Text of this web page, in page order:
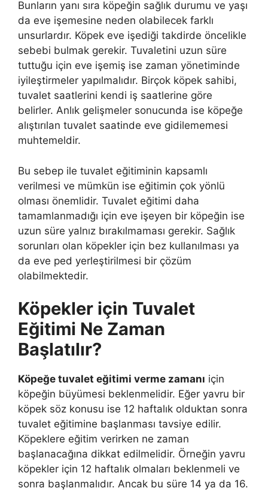
Bunların yanı sıra köpeğin sağlık durumu ve yaşı
da eve işemesine neden olabilecek farklı
unsurlardır. Köpek eve işediği takdirde öncelikle
sebebi bulmak gerekir. Tuvaletini uzun süre
tuttuğu için eve işemiş ise zaman yönetiminde
iyileştirmeler yapılmalıdır. Birçok köpek sahibi,
tuvalet saatlerini kendi iş saatlerine göre
belirler. Anlık gelişmeler sonucunda ise köpeğe
alıştırılan tuvalet saatinde eve gidilememesi
muhtemeldir.
Bu sebep ile tuvalet eğitiminin kapsamlı
verilmesi ve mümkün ise eğitimin çok yönlü
olması önemlidir. Tuvalet eğitimi daha
tamamlanmadığı için eve işeyen bir köpeğin ise
uzun süre yalnız bırakılmaması gerekir. Sağlık
sorunları olan köpekler için bez kullanılması ya
da eve ped yerleştirilmesi bir çözüm
olabilmektedir.
Köpekler için Tuvalet
Eğitimi Ne Zaman
Başlatılır?
Köpeğe tuvalet eğitimi verme zamanı için
köpeğin büyümesi beklenmelidir. Eğer yavru bir
köpek söz konusu ise 12 haftalık olduktan sonra
tuvalet eğitimine başlanması tavsiye edilir.
Köpeklere eğitim verirken ne zaman
başlanacağına dikkat edilmelidir. Örneğin yavru
köpekler için 12 haftalık olmaları beklenmeli ve
sonra başlanmalıdır. Ancak bu süre 14 ya da 16.